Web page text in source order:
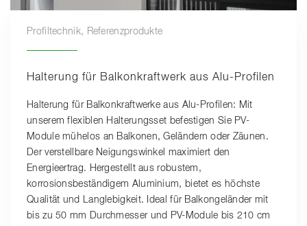
Profiltechnik, Referenzprodukte
Halterung für Balkonkraftwerk aus Alu-Profilen
Halterung für Balkonkraftwerke aus Alu-Profilen: Mit
unserem flexiblen Halterungsset befestigen Sie PV-
Module mühelos an Balkonen, Geländern oder Zäunen.
Der verstellbare Neigungswinkel maximiert den
Energieertrag. Hergestellt aus robustem,
korrosionsbeständigem Aluminium, bietet es höchste
Qualität und Langlebigkeit. Ideal für Balkongeländer mit
bis zu 50 mm Durchmesser und PV-Module bis 210 cm